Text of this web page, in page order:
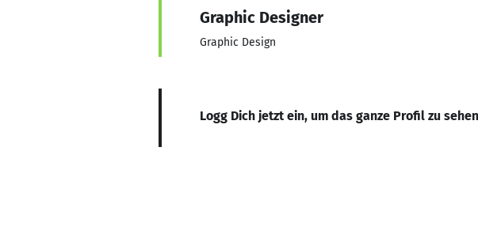
Graphic Designer
Graphic Design
Logg Dich jetzt ein, um das ganze Profil zu